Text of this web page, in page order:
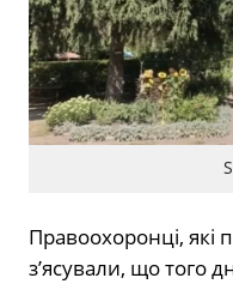
Правоохоронці, які
з’ясували, що того